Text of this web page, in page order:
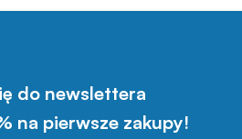
do newslettera
na pierwsze zakupy!